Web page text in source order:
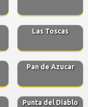
Las Toscas
Pan de Azucar
Punta del Diablo